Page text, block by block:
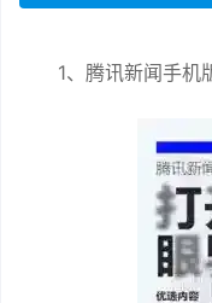
1、腾讯新闻手机